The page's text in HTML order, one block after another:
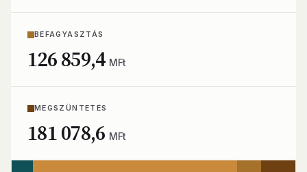
BEFAGYASZTÁS
126 859,4 MFt
MEGSZÜNTETÉS
181 078,6 MFt